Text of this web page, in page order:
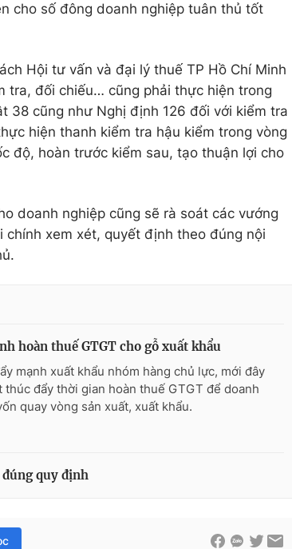
cho số đông doanh nghiệp tuân thủ tốt
Hội tư vấn và đại lý thuế TP Hồ Chí Minh
tra, đối chiếu… cũng phải thực hiện trong
38 cũng như Nghị định 126 đối với kiểm tra
hiện thanh kiểm tra hậu kiểm trong vòng
độ, hoàn trước kiểm sau, tạo thuận lợi cho
doanh nghiệp cũng sẽ rà soát các vướng
xem xét, quyết định theo đúng nội
hoàn thuế GTGT cho gỗ xuất khẩu
mạnh xuất khẩu nhóm hàng chủ lực, mới đây
thúc đẩy thời gian hoàn thuế GTGT để doanh
quay vòng sản xuất, xuất khẩu.
đúng quy định